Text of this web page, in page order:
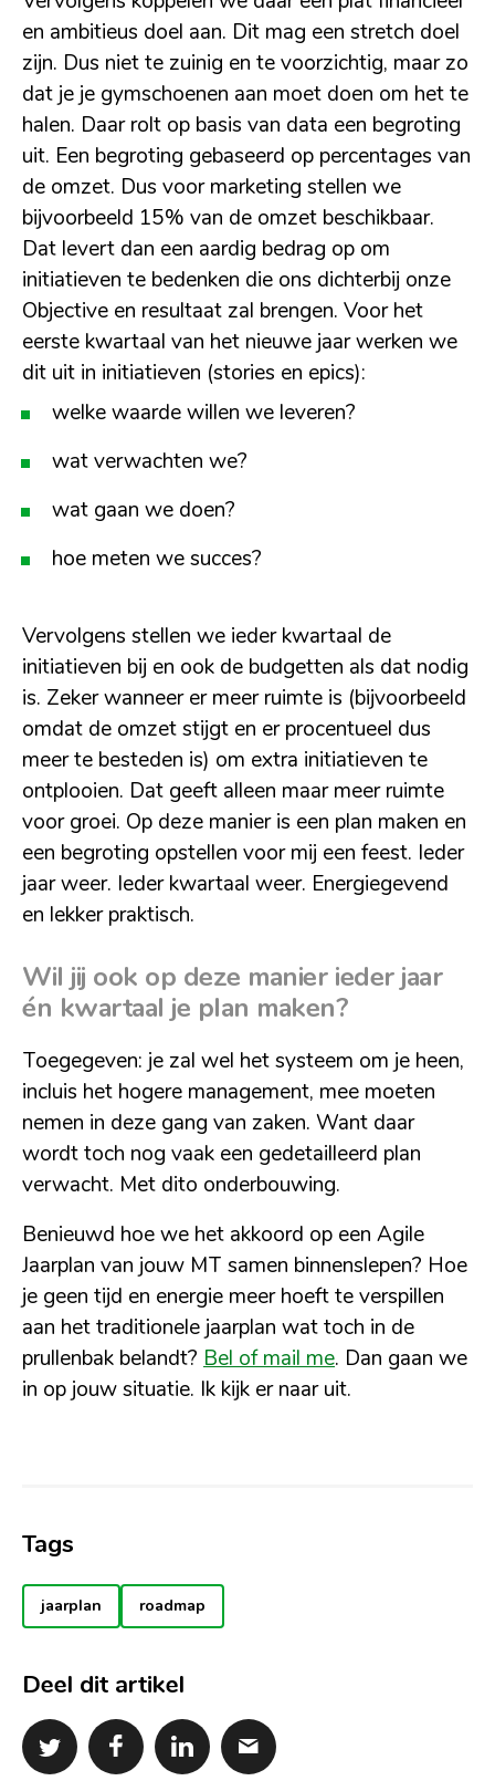
en ambitieus doel aan. Dit mag een stretch doel
zijn. Dus niet te zuinig en te voorzichtig, maar zo
dat je je gymschoenen aan moet doen om het te
halen. Daar rolt op basis van data een begroting
uit. Een begroting gebaseerd op percentages van
de omzet. Dus voor marketing stellen we
bijvoorbeeld 15% van de omzet beschikbaar.
Dat levert dan een aardig bedrag op om
initiatieven te bedenken die ons dichterbij onze
Objective en resultaat zal brengen. Voor het
eerste kwartaal van het nieuwe jaar werken we
dit uit in initiatieven (stories en epics):
welke waarde willen we leveren?
wat verwachten we?
wat gaan we doen?
hoe meten we succes?
Vervolgens stellen we ieder kwartaal de
initiatieven bij en ook de budgetten als dat nodig
is. Zeker wanneer er meer ruimte is (bijvoorbeeld
omdat de omzet stijgt en er procentueel dus
meer te besteden is) om extra initiatieven te
ontplooien. Dat geeft alleen maar meer ruimte
voor groei. Op deze manier is een plan maken en
een begroting opstellen voor mij een feest. Ieder
jaar weer. Ieder kwartaal weer. Energiegevend
en lekker praktisch.
Wil jij ook op deze manier ieder jaar
én kwartaal je plan maken?
Toegegeven: je zal wel het systeem om je heen,
incluis het hogere management, mee moeten
nemen in deze gang van zaken. Want daar
wordt toch nog vaak een gedetailleerd plan
verwacht. Met dito onderbouwing.
Benieuwd hoe we het akkoord op een Agile
Jaarplan van jouw MT samen binnenslepen? Hoe
je geen tijd en energie meer hoeft te verspillen
aan het traditionele jaarplan wat toch in de
prullenbak belandt? Bel of mail me. Dan gaan we
in op jouw situatie. Ik kijk er naar uit.
Tags
jaarplan roadmap
Deel dit artikel